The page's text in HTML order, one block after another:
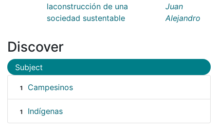
laconstrucción de una
sociedad sustentable
Juan
Alejandro
Discover
Subject
1 Campesinos
1 Indígenas